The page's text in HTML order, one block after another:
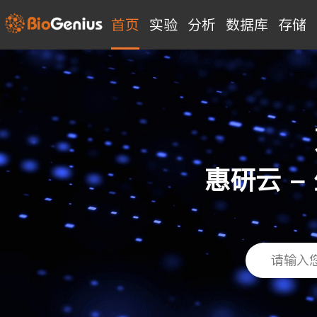
首页 实验 分析 数据库 存储
惠研云 -